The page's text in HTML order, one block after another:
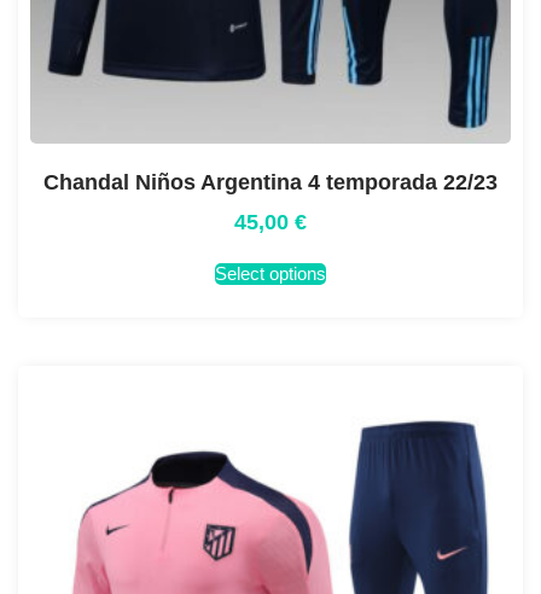
Chandal Niños Argentina 4 temporada 22/23
45,00 €
Select options